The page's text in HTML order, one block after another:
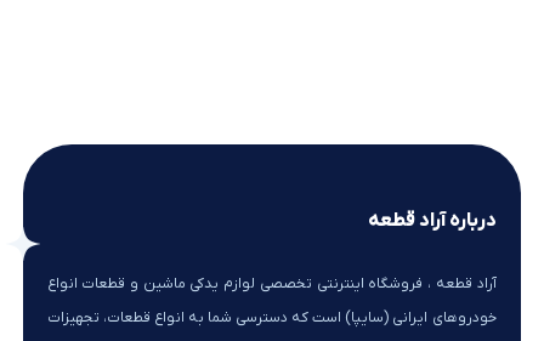
درباره آراد قطعه
آراد قطعه ، فروشگاه اینترنتی تخصصی لوازم یدکی ماشین و قطعات انواع
خودروهای ایرانی (سایپا) است که دسترسی شما به انواع قطعات، تجهیزات